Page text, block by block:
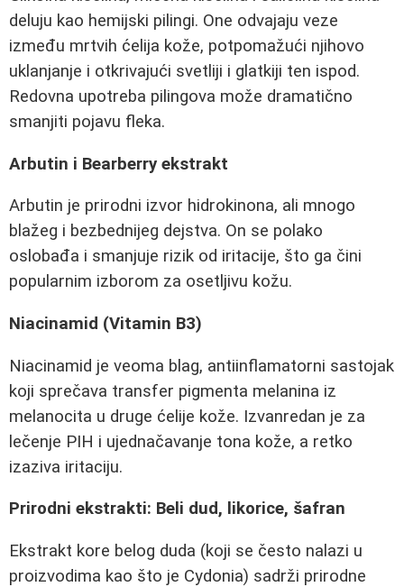
deluju kao hemijski pilingi. One odvajaju veze
između mrtvih ćelija kože, potpomažući njihovo
uklanjanje i otkrivajući svetliji i glatkiji ten ispod.
Redovna upotreba pilingova može dramatično
smanjiti pojavu fleka.
Arbutin i Bearberry ekstrakt
Arbutin je prirodni izvor hidrokinona, ali mnogo
blažeg i bezbednijeg dejstva. On se polako
oslobađa i smanjuje rizik od iritacije, što ga čini
popularnim izborom za osetljivu kožu.
Niacinamid (Vitamin B3)
Niacinamid je veoma blag, antiinflamatorni sastojak
koji sprečava transfer pigmenta melanina iz
melanocita u druge ćelije kože. Izvanredan je za
lečenje PIH i ujednačavanje tona kože, a retko
izaziva iritaciju.
Prirodni ekstrakti: Beli dud, likorice, šafran
Ekstrakt kore belog duda (koji se često nalazi u
proizvodima kao što je Cydonia) sadrži prirodne